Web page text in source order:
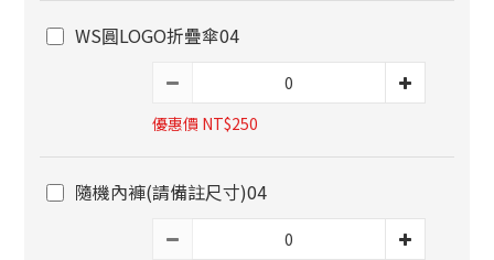
WS圓LOGO折疊傘04
優惠價 NT$250
隨機內褲(請備註尺寸)04